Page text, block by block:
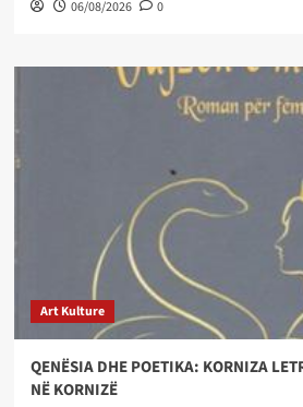
06/08/2026 0
Art Kulture
QENËSIA DHE POETIKA: KORNIZA
NË KORNIZË